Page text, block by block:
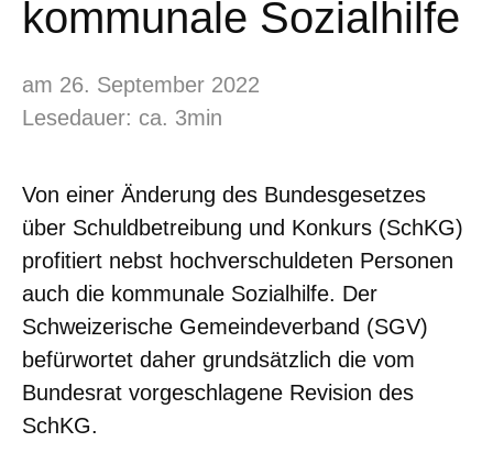
kommunale Sozialhilfe
am 26. September 2022
Lesedauer: ca. 3min
Von einer Änderung des Bundesgesetzes
über Schuldbetreibung und Konkurs (SchKG)
profitiert nebst hochverschuldeten Personen
auch die kommunale Sozialhilfe. Der
Schweizerische Gemeindeverband (SGV)
befürwortet daher grundsätzlich die vom
Bundesrat vorgeschlagene Revision des
SchKG.